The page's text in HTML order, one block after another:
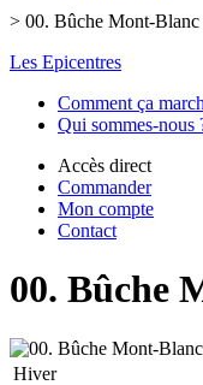
> 00. Bûche Mont-Blanc
Les Epicentres
Comment ça
Qui sommes-nous
Accès direct
Commander
Mon compte
Contact
00. Bûche
Hiver